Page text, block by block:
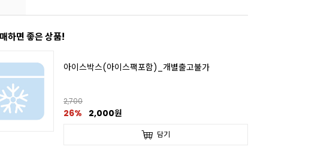
하면 좋은 상품!
아이스박스(아이스팩포함)_개별출고불가
2,700
26% 2,000원
담기